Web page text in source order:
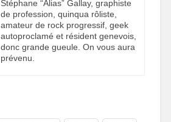
Stéphane “Alias” Gallay, graphiste
de profession, quinqua rôliste,
amateur de rock progressif, geek
autoproclamé et résident genevois,
donc grande gueule. On vous aura
prévenu.